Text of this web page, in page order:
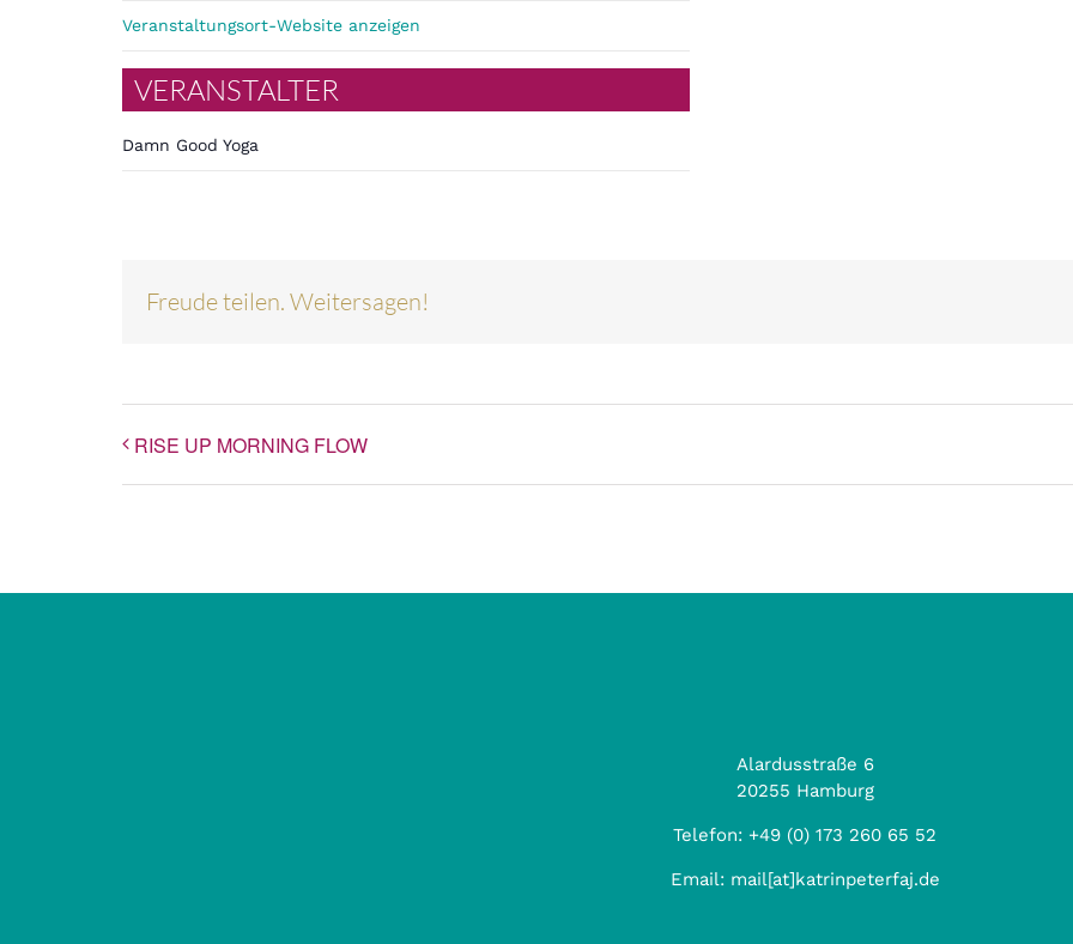
Veranstaltungsort-Website anzeigen
VERANSTALTER
Damn Good Yoga
Freude teilen. Weitersagen!
RISE UP MORNING FLOW
Alardusstraße 6
20255 Hamburg
Telefon: +49 (0) 173 260 65 52
Email: mail[at]katrinpeterfaj.de